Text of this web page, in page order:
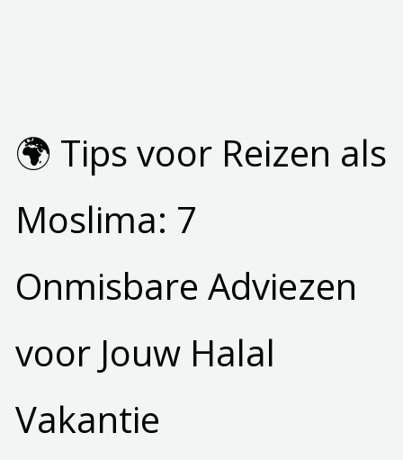
🌍 Tips voor Reizen als
Moslima: 7
Onmisbare Adviezen
voor Jouw Halal
Vakantie